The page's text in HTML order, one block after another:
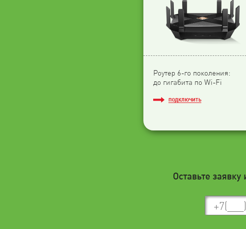
Роутер 6-го поколения:
до гигабита по Wi-Fi
ПОДКЛЮЧИТЬ
Оставьте